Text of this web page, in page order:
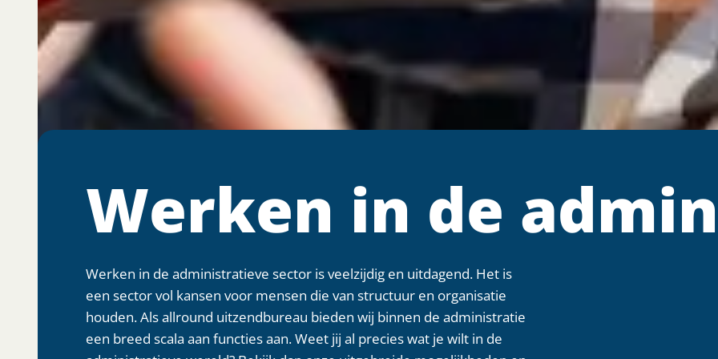
Werken in de
Werken in de administratieve sector is veelzijdig en uitdagend. Het is
een sector vol kansen voor mensen die van structuur en organisatie
houden. Als allround uitzendbureau bieden wij binnen de administratie
een breed scala aan functies aan. Weet jij al precies wat je wilt in de